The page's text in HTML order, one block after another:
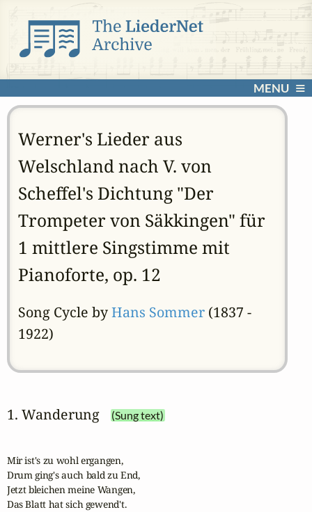
MENU
Werner's Lieder aus
Welschland nach V. von
Scheffel's Dichtung "Der
Trompeter von Säkkingen" für
1 mittlere Singstimme mit
Pianoforte, op. 12
Song Cycle byHans Sommer(1837 -
1922)
1. Wanderung (Sung text)
Mir ist's zu wohl ergangen,
Drum ging's auch bald zu End,
Jetzt bleichen meine Wangen,
Das Blatt hat sich gewend't.